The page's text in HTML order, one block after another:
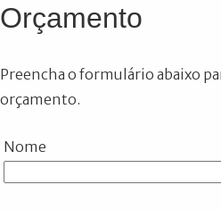
Orçamento
Preencha o formulário abaixo
orçamento.
Nome